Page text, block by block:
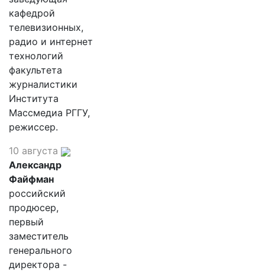
кафедрой
телевизионных,
радио и интернет
технологий
факультета
журналистики
Института
Массмедиа РГГУ,
режиссер.
10 августа
Александр
Файфман
российский
продюсер,
первый
заместитель
генерального
директора -